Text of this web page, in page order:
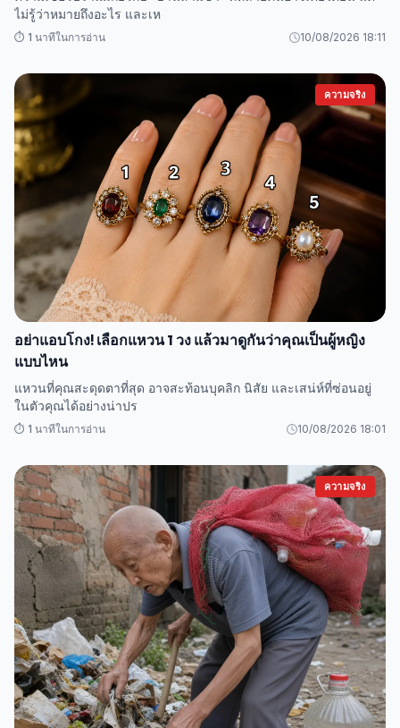
ไม่รู้ว่าหมายถึงอะไร และเห
⏱️ 1 นาทีในการอ่าน 10/08/2026 18:11
ความจริง
อย่าแอบโกง! เลือกแหวน 1 วง แล้วมาดูกันว่าคุณเป็นผู้หญิง
แบบไหน
แหวนที่คุณสะดุดตาที่สุด อาจสะท้อนบุคลิก นิสัย และเสน่ห์ที่ซ่อนอยู่
ในตัวคุณได้อย่างน่าปร
⏱️ 1 นาทีในการอ่าน 10/08/2026 18:01
ความจริง